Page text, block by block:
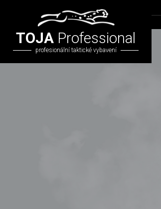
TOJA Professional
profesionální taktické vybavení